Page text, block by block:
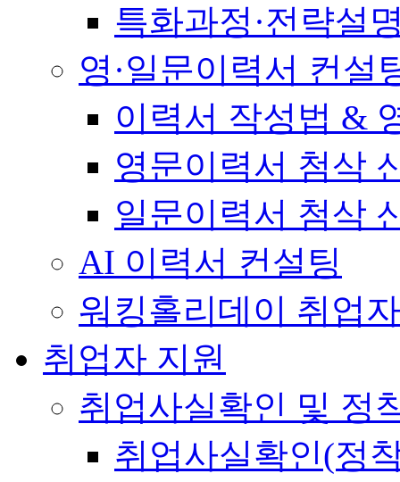
특화과정·전략설
영·일문이력서 컨설
이력서 작성법 &
영문이력서 첨삭
일문이력서 첨삭
AI 이력서 컨설팅
워킹홀리데이 취업
취업자 지원
취업사실확인 및 정
취업사실확인(정